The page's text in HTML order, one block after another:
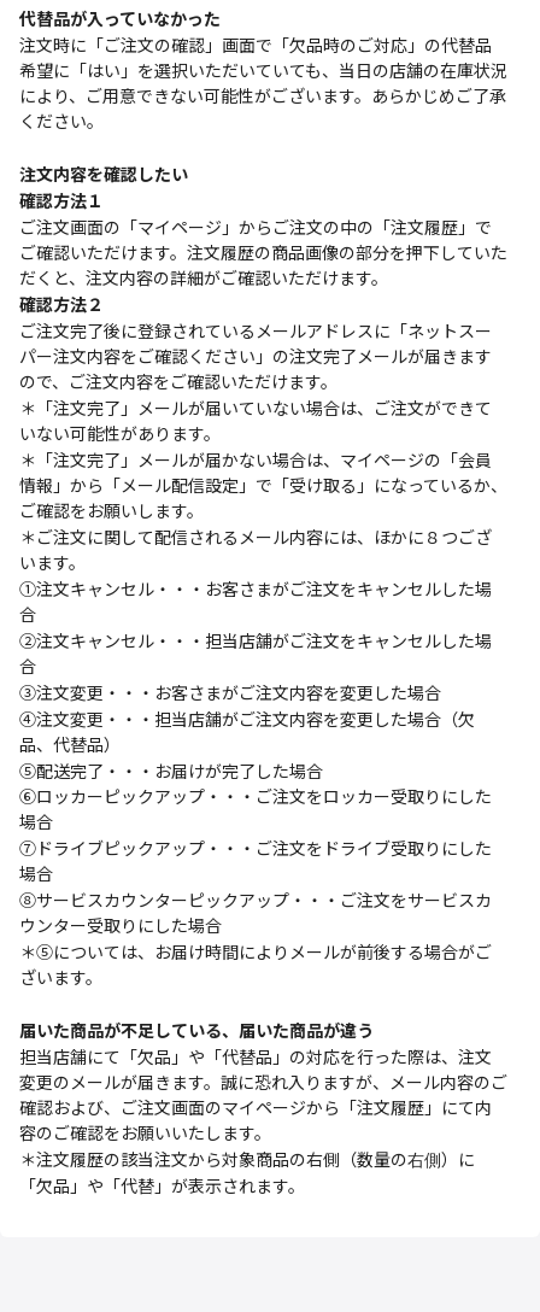
代替品が入っていなかった
注文時に「ご注文の確認」画面で「欠品時のご対応」の代替品
希望に「はい」を選択いただいていても、当日の店舗の在庫状況
により、ご用意できない可能性がございます。あらかじめご了承
ください。
注文内容を確認したい
確認方法１
ご注文画面の「マイページ」からご注文の中の「注文履歴」で
ご確認いただけます。注文履歴の商品画像の部分を押下していた
だくと、注文内容の詳細がご確認いただけます。
確認方法２
ご注文完了後に登録されているメールアドレスに「ネットスー
パー注文内容をご確認ください」の注文完了メールが届きます
ので、ご注文内容をご確認いただけます。
＊「注文完了」メールが届いていない場合は、ご注文ができて
いない可能性があります。
＊「注文完了」メールが届かない場合は、マイページの「会員
情報」から「メール配信設定」で「受け取る」になっているか、
ご確認をお願いします。
＊ご注文に関して配信されるメール内容には、ほかに８つござ
います。
①注文キャンセル・・・お客さまがご注文をキャンセルした場
合
②注文キャンセル・・・担当店舗がご注文をキャンセルした場
合
③注文変更・・・お客さまがご注文内容を変更した場合
④注文変更・・・担当店舗がご注文内容を変更した場合（欠
品、代替品）
⑤配送完了・・・お届けが完了した場合
⑥ロッカーピックアップ・・・ご注文をロッカー受取りにした
場合
⑦ドライブピックアップ・・・ご注文をドライブ受取りにした
場合
⑧サービスカウンターピックアップ・・・ご注文をサービスカ
ウンター受取りにした場合
＊⑤については、お届け時間によりメールが前後する場合がご
ざいます。
届いた商品が不足している、届いた商品が違う
担当店舗にて「欠品」や「代替品」の対応を行った際は、注文
変更のメールが届きます。誠に恐れ入りますが、メール内容のご
確認および、ご注文画面のマイページから「注文履歴」にて内
容のご確認をお願いいたします。
＊注文履歴の該当注文から対象商品の右側（数量の右側 ）に
「欠品」や「代替」が表示されます。